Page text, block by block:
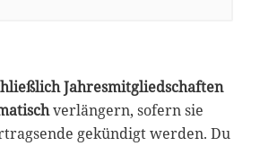
Jahresmitgliedschaften
verlängern, sofern sie
gekündigt werden. Du